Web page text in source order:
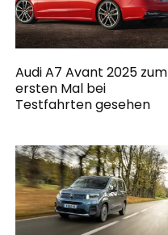
Audi A7 Avant 2025 zum
ersten Mal bei
Testfahrten gesehen